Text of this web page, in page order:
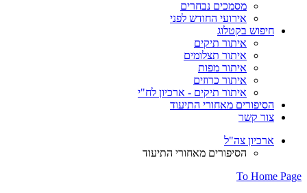
מסמכים נבחרים
אירועי החודש לפני
חיפוש בקטלוג
איתור תיקים
איתור תצלומים
איתור מפות
איתור כרוזים
איתור תיקים - ארכיון לח"י
הסיפורים מאחורי התיעוד
צור קשר
ארכיון צה"ל
הסיפורים מאחורי התיעוד
To Home Page